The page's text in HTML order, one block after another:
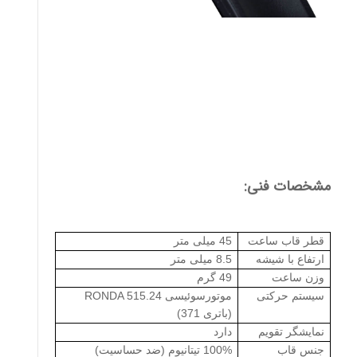
مشخصات فنی:
قطر قاب ساعت
45 میلی متر
ارتفاع با شیشه
8.5 میلی متر
وزن ساعت
49 گرم
سیستم حرکتی
موتورسوئیسی RONDA 515.24
(باتری 371)
نمایشگر تقویم
دارد
جنس قاب
100% تیتانیوم (ضد حساسیت)